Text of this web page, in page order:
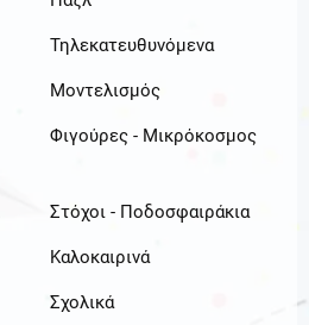
Τηλεκατευθυνόμενα
Μοντελισμός
Φιγούρες - Μικρόκοσμος
Στόχοι - Ποδοσφαιράκια
Καλοκαιρινά
Σχολικά